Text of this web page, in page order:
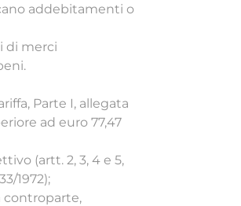
addebitamenti o
di merci
Parte I, allegata
ad euro 77,47
(artt. 2, 3, 4 e 5,
1972);
controparte,